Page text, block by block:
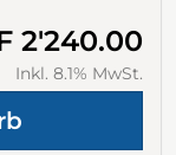
2'240.00
Inkl. 8.1% MwSt.